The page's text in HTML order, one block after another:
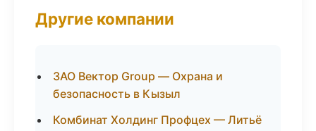
Другие компании
ЗАО Вектор Group — Охрана и
безопасность в Кызыл
Комбинат Холдинг Профцех — Литьё